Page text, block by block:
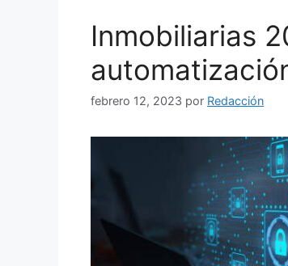
Inmobiliarias
febrero 12, 2023 por Redacción